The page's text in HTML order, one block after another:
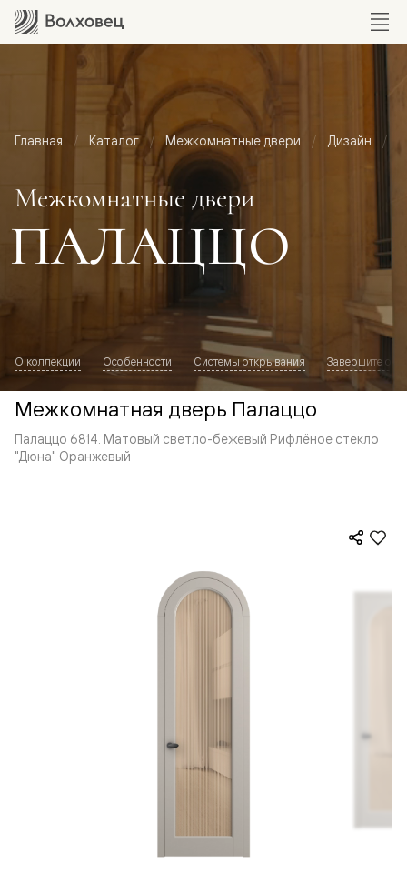
Главная Каталог Межкомнатные двери Дизайн
Межкомнатные двери
ПАЛАЦЦО
О коллекции Особенности Системы открывания Завершите
Межкомнатная дверь Палаццо
Палаццо 6814. Матовый светло-бежевый Рифлёное стекло
"Дюна" Оранжевый